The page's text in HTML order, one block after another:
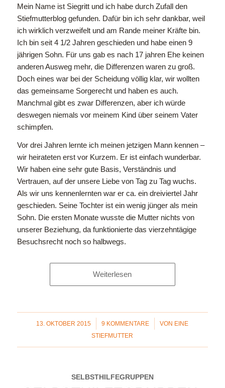
Mein Name ist Siegritt und ich habe durch Zufall den
Stiefmutterblog gefunden. Dafür bin ich sehr dankbar, weil
ich wirklich verzweifelt und am Rande meiner Kräfte bin.
Ich bin seit 4 1/2 Jahren geschieden und habe einen 9
jährigen Sohn. Für uns gab es nach 17 jahren Ehe keinen
anderen Ausweg mehr, die Differenzen waren zu groß.
Doch eines war bei der Scheidung völlig klar, wir wollten
das gemeinsame Sorgerecht und haben es auch.
Manchmal gibt es zwar Differenzen, aber ich würde
deswegen niemals vor meinem Kind über seinem Vater
schimpfen.
Vor drei Jahren lernte ich meinen jetzigen Mann kennen –
wir heirateten erst vor Kurzem. Er ist einfach wunderbar.
Wir haben eine sehr gute Basis, Verständnis und
Vertrauen, auf der unsere Liebe von Tag zu Tag wuchs.
Als wir uns kennenlernten war er ca. ein dreiviertel Jahr
geschieden. Seine Tochter ist ein wenig jünger als mein
Sohn. Die ersten Monate wusste die Mutter nichts von
unserer Beziehung, da funktionierte das vierzehntägige
Besuchsrecht noch so halbwegs.
Weiterlesen
13. OKTOBER 2015
/ 9 KOMMENTARE
/ VON EINE
STIEFMUTTER
SELBSTHILFEGRUPPEN